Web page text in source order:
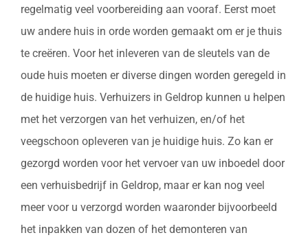
regelmatig veel voorbereiding aan vooraf. Eerst moet
uw andere huis in orde worden gemaakt om er je thuis
te creëren. Voor het inleveren van de sleutels van de
oude huis moeten er diverse dingen worden geregeld in
de huidige huis. Verhuizers in Geldrop kunnen u helpen
met het verzorgen van het verhuizen, en/of het
veegschoon opleveren van je huidige huis. Zo kan er
gezorgd worden voor het vervoer van uw inboedel door
een verhuisbedrijf in Geldrop, maar er kan nog veel
meer voor u verzorgd worden waaronder bijvoorbeeld
het inpakken van dozen of het demonteren van